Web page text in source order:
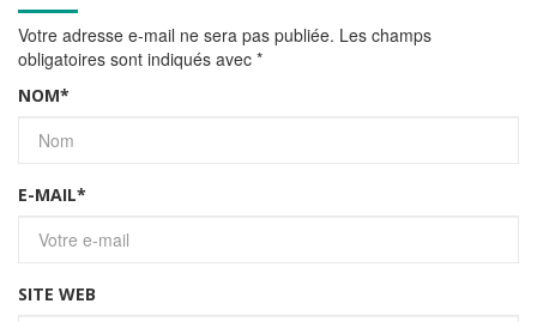
Votre adresse e-mail ne sera pas publiée. Les champs
obligatoires sont indiqués avec *
NOM*
E-MAIL*
SITE WEB